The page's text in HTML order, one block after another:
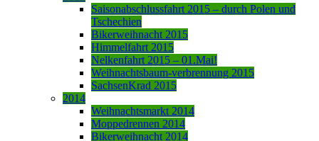
Saisonabschlussfahrt 2015 – durch Polen und
Tschechien
Bikerweihnacht 2015
Himmelfahrt 2015
Nelkenfahrt 2015 – 01.Mai!
Weihnachtsbaum-verbrennung 2015
SachsenKrad 2015
2014
Weihnachtsmarkt 2014
Moppedrennen 2014
Bikerweihnacht 2014